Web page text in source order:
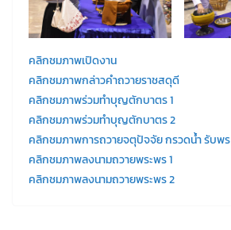
คลิกชมภาพเปิดงาน
คลิกชมภาพกล่าวคำถวายราชสดุดี
คลิกชมภาพร่วมทำบุญตักบาตร 1
คลิกชมภาพร่วมทำบุญตักบาตร 2
คลิกชมภาพการถวายจตุปัจจัย กรวดน้ำ รับพร
คลิกชมภาพลงนามถวายพระพร 1
คลิกชมภาพลงนามถวายพระพร 2